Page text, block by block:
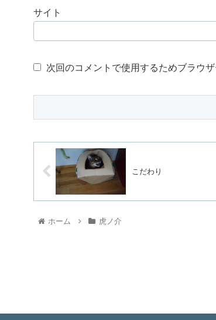
サイト
次回のコメントで使用するためブラウ
こだわり
ホーム 虎ノ介